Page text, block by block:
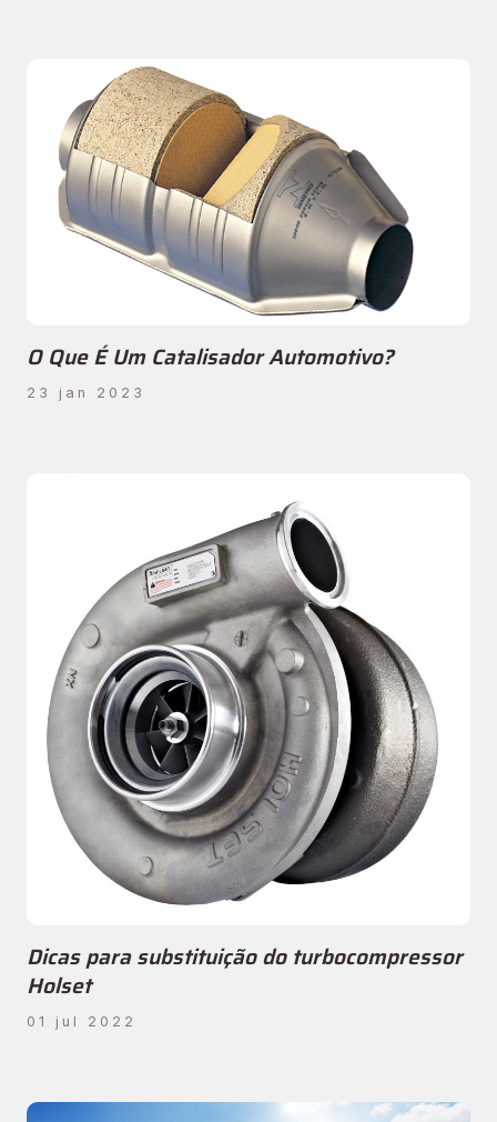
O Que É Um Catalisador Automotivo?
23 jan 2023
Dicas para substituição do turbocompressor
Holset
01 jul 2022